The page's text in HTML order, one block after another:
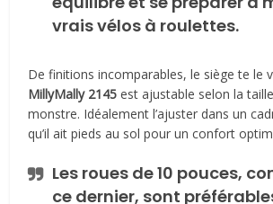
vrais vélos à roulettes.
De finitions incomparables, le siège te le
MillyMally 2145est ajustable selon la
monstre. Idéalement l’ajuster dans un
qu’il ait pieds au sol pour un confort
Les roues de 10 pouces,
ce dernier, sont